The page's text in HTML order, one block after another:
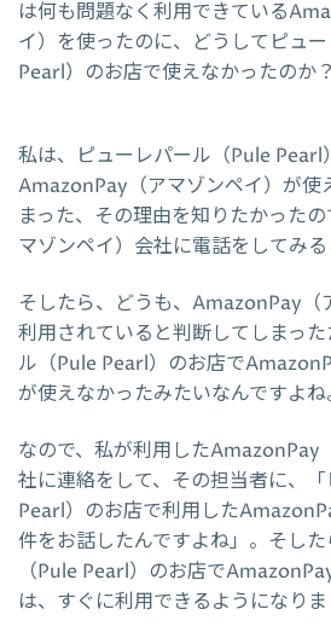
は何も問題なく利用できている
イ）を使ったのに、どうしてピュ
Pearl）のお店で使えなかったのか？
私は、ピューレパール（Pule Pearl
AmazonPay（アマゾンペイ）が使
まった、その理由を知りたかった
マゾンペイ）会社に電話をしてみる
そしたら、どうも、AmazonPay（
利用されていると判断してしまっ
ル（Pule Pearl）のお店で
が使えなかったみたいなんですよね
なので、私が利用したAmazonPay
社に連絡をして、その担当者に、
Pearl）のお店で利用した
件をお話したんですよね」。そし
（Pule Pearl）のお店で
は、すぐに利用できるようになりま